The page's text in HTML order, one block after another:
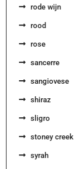
rode wijn
rood
rose
sancerre
sangiovese
shiraz
sligro
stoney creek
syrah